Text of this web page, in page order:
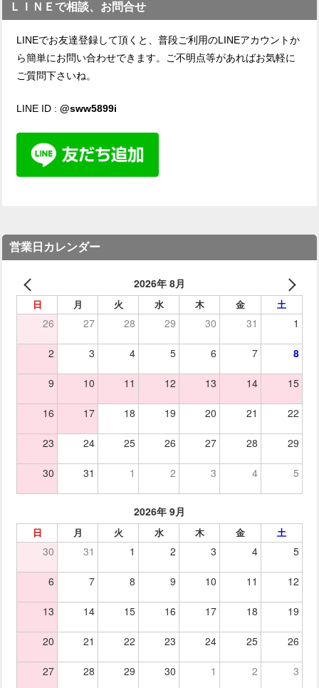
ＬＩＮＥで相談、お問合せ
LINEでお友達登録して頂くと、普段ご利用のLINEアカウントか
ら簡単にお問い合わせできます。ご不明点等があればお気軽に
ご質問下さいね。
LINE ID : @sww5899i
営業日カレンダー
2026年 8月
日 月 火 水 木 金 土
26 27 28 29 30 31 1
2 3 4 5 6 7 8
9 10 11 12 13 14 15
16 17 18 19 20 21 22
23 24 25 26 27 28 29
30 31 1 2 3 4 5
2026年 9月
日 月 火 水 木 金 土
30 31 1 2 3 4 5
6 7 8 9 10 11 12
13 14 15 16 17 18 19
20 21 22 23 24 25 26
27 28 29 30 1 2 3